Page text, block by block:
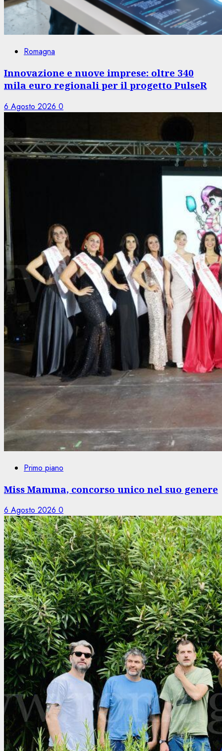
Romagna
Innovazione e nuove imprese: oltre 340
mila euro regionali per il progetto PulseR
6 Agosto 2026 0
Primo piano
Miss Mamma, concorso unico nel suo genere
6 Agosto 2026 0